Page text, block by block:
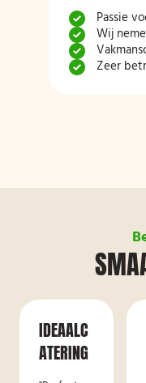
Passie
Wij
Zeer
IDEAALC
ATERING